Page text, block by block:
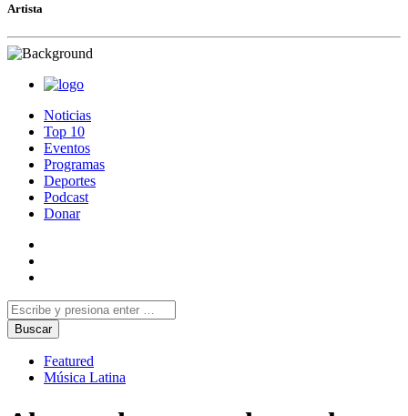
Artista
Noticias
Top 10
Eventos
Programas
Deportes
Podcast
Donar
Featured
Música Latina